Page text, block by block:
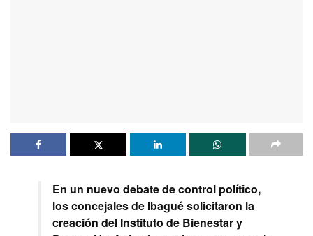
En un nuevo debate de control político,
los concejales de Ibagué solicitaron la
creación del Instituto de Bienestar y